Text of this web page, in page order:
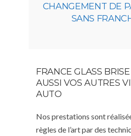
CHANGEMENT DE
SANS
FRANCE GLASS
AUSSI VOS AUTRES
AUTO
Nos prestations sont
règles de l’art par des